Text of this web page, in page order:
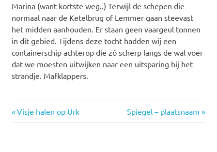
Marina (want kortste weg..) Terwijl de schepen die
normaal naar de Ketelbrug of Lemmer gaan steevast
het midden aanhouden. Er staan geen vaargeul tonnen
in dit gebied. Tijdens deze tocht hadden wij een
containerschip achterop die zó scherp langs de wal voer
dat we moesten uitwijken naar een uitsparing bij het
strandje. Mafklappers.
Bericht
Vorige
bericht:
Visje halen op Urk
Volgende
bericht:
Spiegel – plaatsnaam